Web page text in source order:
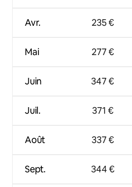
Avr.
Mai
Juin
Juil.
Août
Sept.
235 €
277 €
347 €
371 €
337 €
344 €